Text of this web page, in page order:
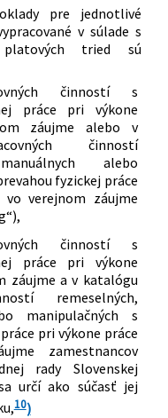
a o zmene a doplnení
v znení neskorších
sa menia a
zákony
na pomoc pri
pomoc inej fyzickej
a doplnení niektorých
pre jednotlivé
v súlade s
platových tried sú
činností s
práce pri výkone
záujme alebo v
činností
alebo
fyzickej práce
verejnom záujme
činností s
práce pri výkone
záujme a v katalógu
remeselných,
manipulačných s
pri výkone práce
zamestnancov
rady Slovenskej
určí ako súčasť jej
10)